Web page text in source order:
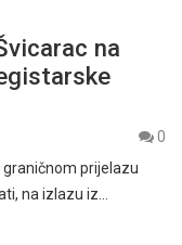
na
0
graničnom prijelazu
na izlazu iz…